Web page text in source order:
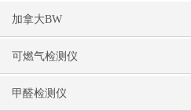
加拿大BW
可燃气检测仪
甲醛检测仪